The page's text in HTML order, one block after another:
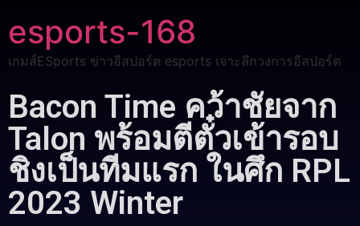
esports-168
เกมส์ESports ข่าวอีสปอร์ต esports เจาะลึกวงการอีสปอร์ต
Bacon Time คว้าชัยจาก
Talon พร้อมตีตั๋วเข้ารอบ
ชิงเป็นทีมแรก ในศึก RPL
2023 Winter